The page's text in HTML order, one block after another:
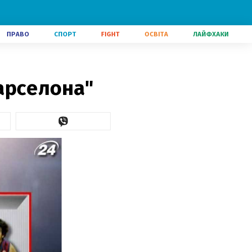
ПРАВО СПОРТ FIGHT ОСВІТА ЛАЙФХАКИ